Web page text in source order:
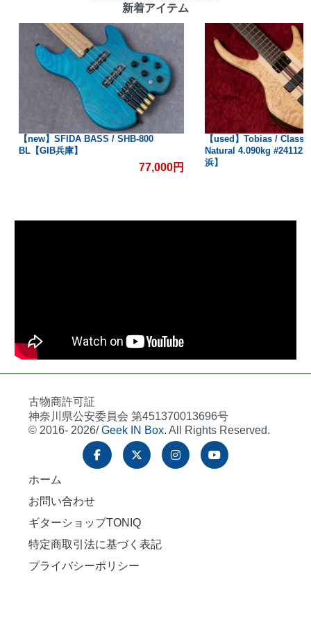
新着アイテム
【new】SFIDA BASS / SHB-800
BL【GIB兵庫】
77,000円
【used】Tobias /
Natural 4.090kg
浜】
古物商許可証
神奈川県公安委員会 第451370013696号
© 2016- 2026/Geek IN Box. All Rights Reserved.
ホーム
お問い合わせ
ギターショップTONIQ
特定商取引法に基づく表記
プライバシーポリシー